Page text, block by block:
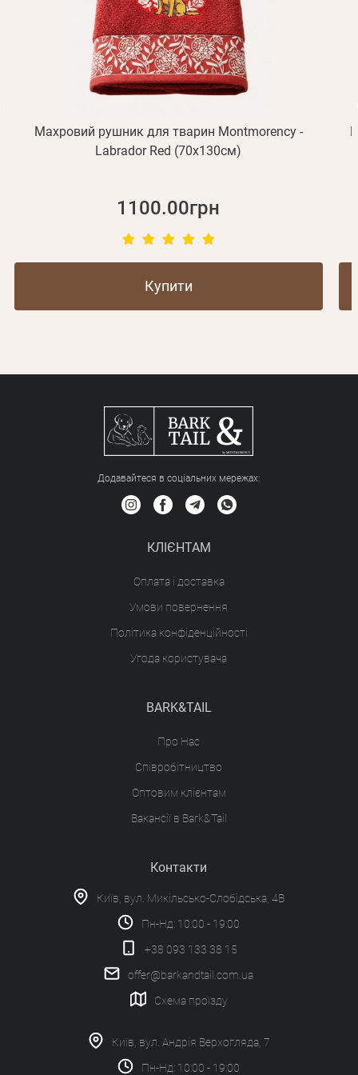
Махровий рушник для тварин Montmorency -
Labrador Red (70x130см)
1100.00грн
Купити
Додавайтеся в соціальних мережах:
КЛІЄНТАМ
Оплата і доставка
Умови повернення
Політика конфіденційності
Угода користувача
BARK&TAIL
Про Нас
Співробітництво
Оптовим клієнтам
Вакансії в Bark&Tail
Контакти
Київ, вул. Микільсько-Слобідська, 4В
Пн-Нд: 10:00 - 19:00
+38 093 133 38 15
offer@barkandtail.com.ua
Схема проїзду
Київ, вул. Андрія Верхогляда, 7
Пн-Нд: 10:00 - 19:00
Відправити
Реєстрація
або з допомогою
Згадали пароль?
Повторити відправку